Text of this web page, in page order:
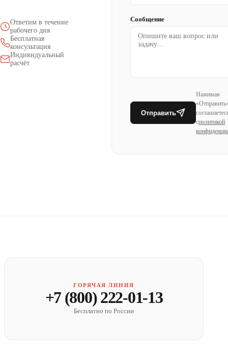
Ответим в течение
рабочего дня
Бесплатная
консультация
Индивидуальный
расчёт
Сообщение
Отправить
Нажимая
сполитикой
ГОРЯЧАЯ ЛИНИЯ
+7 (800) 222-01-13
Бесплатно по России